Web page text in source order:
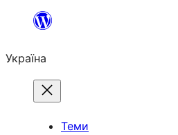
Перейти
вмісту
Україна
Теми